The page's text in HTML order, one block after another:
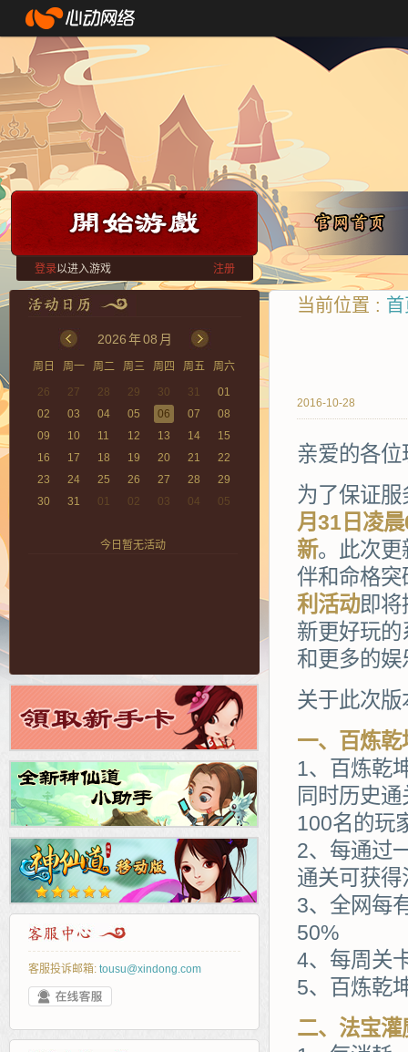
登录以进入游戏 注册
2026年08 月
周日 周一 周二 周三 周四 周五
周六
26
27 28 29 30 31
01
02
03 04 05 06 07
08
09
10 11 12 13 14
15
16
17 18 19 20 21
22
23
24 25 26 27 28
29
30
31 01 02 03 04 05
今日暂无活动
客服投诉邮箱: tousu@xindong.com
当前位置 :
2016-10-28
亲爱的各位
为了保证
月31日凌
新。此次更
伴和命格
利活动即将
新更好玩
和更多的
关于此次
一、百炼乾
1、百炼乾
同时历史
100名的玩
2、每通过
通关可获
3、全网每
50%
4、每周关
5、百炼乾
二、法宝灌